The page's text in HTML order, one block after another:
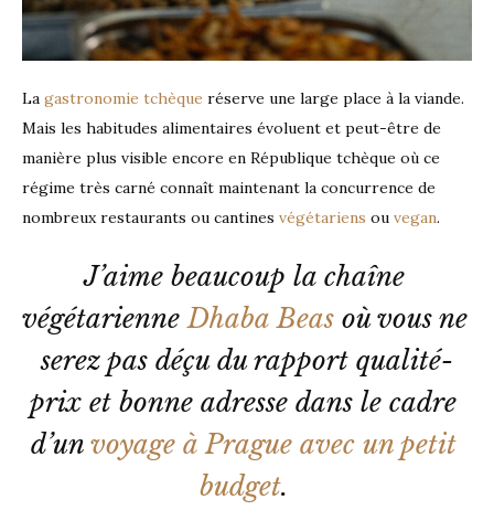
La gastronomie tchèque réserve une large place à la viande.
Mais les habitudes alimentaires évoluent et peut-être de
manière plus visible encore en République tchèque où ce
régime très carné connaît maintenant la concurrence de
nombreux restaurants ou cantines végétariens ou vegan.
J’aime beaucoup la chaîne
végétarienne Dhaba Beas où vous ne
serez pas déçu du rapport qualité-
prix et bonne adresse dans le cadre
d’un voyage à Prague avec un petit
budget.